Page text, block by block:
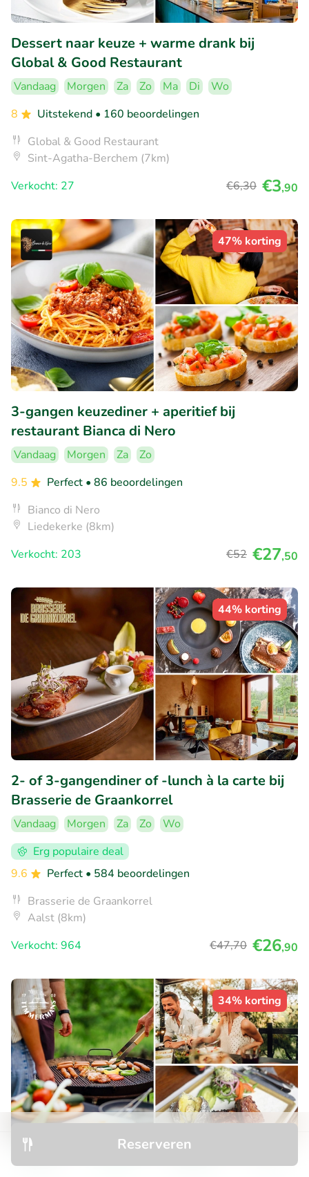
Reserveren
Dessert naar keuze + warme drank bij
Global & Good Restaurant
Vandaag Morgen Za Zo Ma Di
Wo
8
Uitstekend • 160 beoordelingen
Global & Good Restaurant
Sint-Agatha-Berchem (7km)
Verkocht: 27
€6,30 €3,90
47% korting
3-gangen keuzediner + aperitief bij
restaurant Bianca di Nero
Vandaag Morgen Za
Zo
9.5
Perfect • 86 beoordelingen
Bianco di Nero
Liedekerke (8km)
Verkocht: 203
€52 €27,50
44% korting
2- of 3-gangendiner of -lunch à la carte bij
Brasserie de Graankorrel
Vandaag Morgen Za Zo
Wo
Erg populaire deal
9.6
Perfect • 584 beoordelingen
Brasserie de Graankorrel
Aalst (8km)
Verkocht: 964
€47,70 €26,90
34% korting
Barbecuelunch of -diner naar keuze (vanaf 4